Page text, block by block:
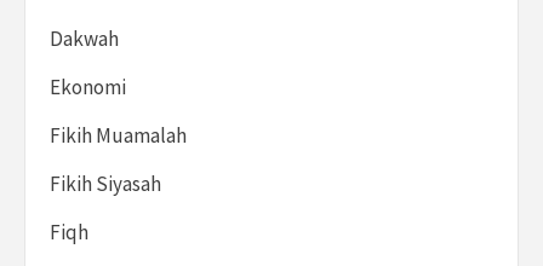
Dakwah
Ekonomi
Fikih Muamalah
Fikih Siyasah
Fiqh